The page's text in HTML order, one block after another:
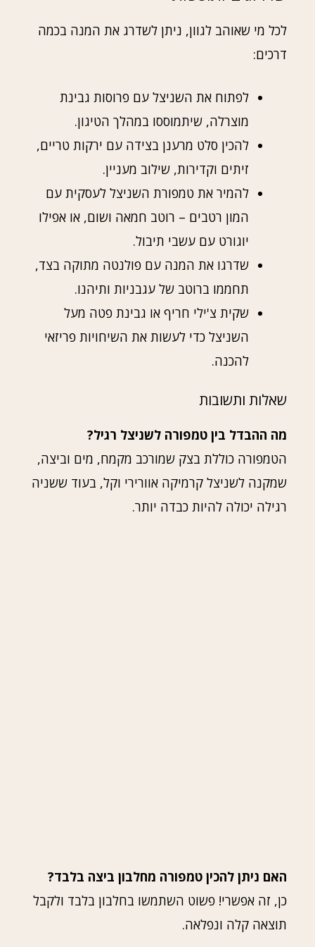
לכל מי שאוהב לגוון, ניתן לשדרג את המנה בכמה
דרכים:
לפתוח את השניצל עם פרוסות גבינת
מוצרלה, שיתמוססו במהלך הטיגון.
להכין סלט מרענן בצידה עם ירקות טריים,
זיתים וקדירות, שילוב מעניין.
להמיר את טמפורת השניצל לעסקית עם
המון רטבים – רוטב חמאה ושום, או אפילו
יוגורט עם עשבי תיבול.
שדרגו את המנה עם פולנטה מתוקה בצד,
תחממו ברוטב של עגבניות ותיהנו.
שקית צ'ילי חריף או גבינת פטה מעל
השניצל כדי לעשות את השיחויות פריזאי
להכנה.
שאלות ותשובות
מה ההבדל בין טמפורה לשניצל רגיל?
הטמפורה כוללת בצק שמורכב מקמח, מים וביצה,
שמקנה לשניצל קרמיקה אוורירי וקל, בעוד ששניה
רגילה יכולה להיות כבדה יותר.
האם ניתן להכין טמפורה מחלבון ביצה בלבד?
כן, זה אפשרי! פשוט השתמשו בחלבון בלבד ולקבל
תוצאה קלה ונפלאה.